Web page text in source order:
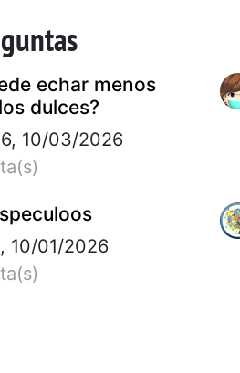
echar menos
dulces?
10/03/2026
10/01/2026